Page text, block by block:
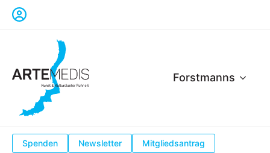
Forstmanns
Spenden Newsletter Mitgliedsantrag